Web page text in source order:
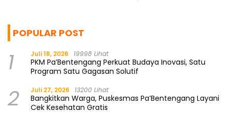
POPULAR POST
1 Juli 18, 2026 19998 Lihat
PKM Pa’Bentengang Perkuat Budaya Inovasi, Satu
Program Satu Gagasan Solutif
2 Juli 27, 2026 13200 Lihat
Bangkitkan Warga, Puskesmas Pa’Bentengang Layani
Cek Kesehatan Gratis